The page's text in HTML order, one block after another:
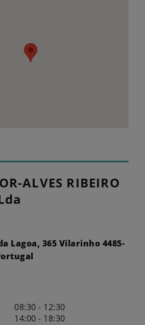
ALVES RIBEIRO
Lagoa, 365 Vilarinho 4485-
08:30 - 12:30
14:00 - 18:30